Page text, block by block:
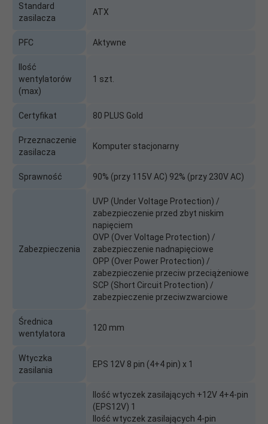
Standard
zasilacza
ATX
PFC Aktywne
Ilość
wentylatorów
(max)
1 szt.
Certyfikat 80 PLUS Gold
Przeznaczenie
zasilacza
Komputer stacjonarny
Sprawność 90% (przy 115V AC) 92% (przy 230V AC)
Zabezpieczenia
UVP (Under Voltage Protection) /
zabezpieczenie przed zbyt niskim
napięciem
OVP (Over Voltage Protection) /
zabezpieczenie nadnapięciowe
OPP (Over Power Protection) /
zabezpieczenie przeciw przeciążeniowe
SCP (Short Circuit Protection) /
zabezpieczenie przeciwzwarciowe
Średnica
wentylatora
120 mm
Wtyczka
zasilania
EPS 12V 8 pin (4+4 pin) x 1
Ilość wtyczek zasilających +12V 4+4-pin
(EPS12V) 1
Ilość wtyczek zasilających 4-pin